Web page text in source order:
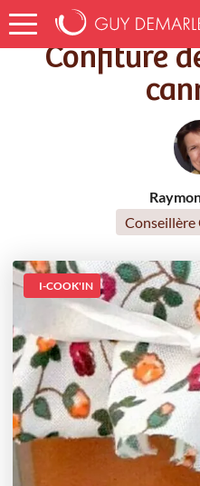
Accueil Recettes
Confiture
Conseillère
I-COOK'IN